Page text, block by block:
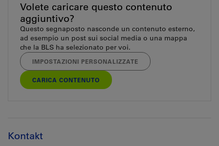
Volete caricare questo contenuto
aggiuntivo?
Questo segnaposto nasconde un contenuto esterno,
ad esempio un post sui social media o una mappa
che la BLS ha selezionato per voi.
IMPOSTAZIONI PERSONALIZZATE
CARICA CONTENUTO
Kontakt